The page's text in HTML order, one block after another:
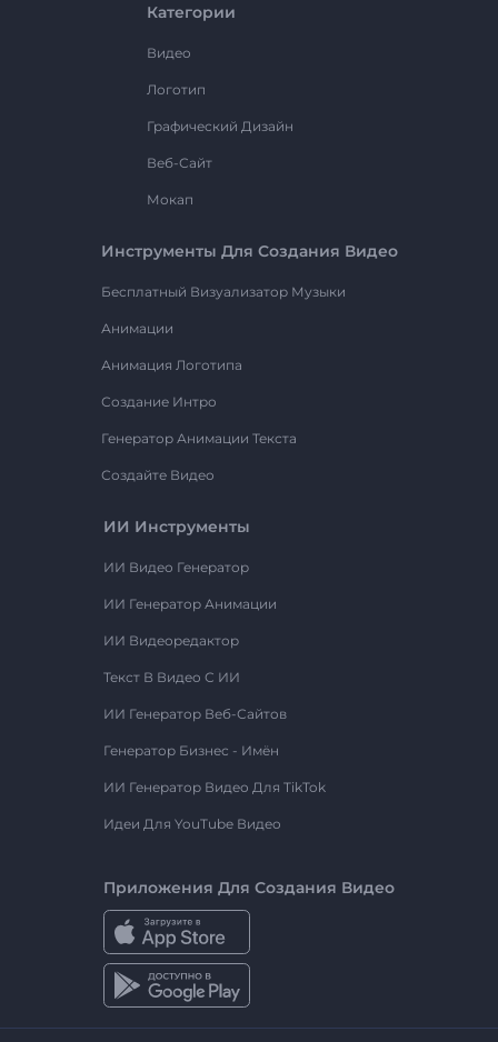
Категории
Видео
Логотип
Графический Дизайн
Веб-Сайт
Мокап
Инструменты Для Создания Видео
Бесплатный Визуализатор Музыки
Анимации
Анимация Логотипа
Создание Интро
Генератор Анимации Текста
Создайте Видео
ИИ Инструменты
ИИ Видео Генератор
ИИ Генератор Анимации
ИИ Видеоредактор
Текст В Видео С ИИ
ИИ Генератор Веб-Сайтов
Генератор Бизнес - Имён
ИИ Генератор Видео Для TikTok
Идеи Для YouTube Видео
Приложения Для Создания Видео